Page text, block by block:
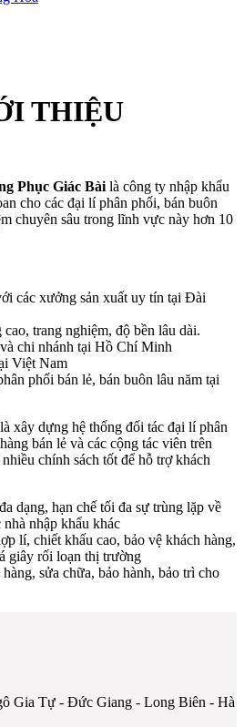
THIỆU
Phục Giác Bài là công ty nhập khẩu
cho các đại lí phân phối, bán buôn
chuyên sâu trong lĩnh vực này hơn 10
các xưởng sản xuất uy tín tại Đài
cao, trang nghiệm, độ bền lâu dài.
chi nhánh tại Hồ Chí Minh
Việt Nam
phối bán lẻ, bán buôn lâu năm tại
xây dựng hệ thống đối tác đại lí phân
bán lẻ và các cộng tác viên trên
chính sách tốt để hỗ trợ khách
dạng, hạn chế tối đa sự trùng lặp về
nhập khẩu khác
lí, chiết khấu cao, bảo vệ khách hàng,
giây rối loạn thị trường
sửa chữa, bảo hành, bảo trì cho
Gia Tự - Đức Giang - Long Biên - Hà